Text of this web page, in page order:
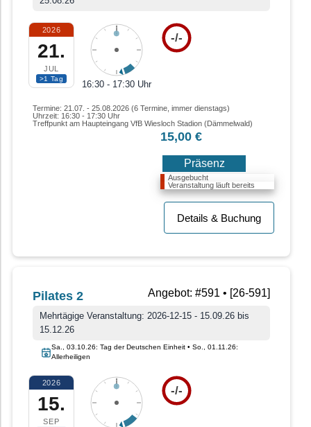
2026
21.
JUL
>1 Tag
16:30 - 17:30 Uhr
-/-
Termine: 21.07. - 25.08.2026 (6 Termine, immer dienstags)
Uhrzeit: 16:30 - 17:30 Uhr
Treffpunkt am Haupteingang VfB Wiesloch Stadion (Dämmelwald)
15,00 €
Präsenz
Ausgebucht
Veranstaltung läuft bereits
Details & Buchung
Angebot: #591 • [26-591]
Pilates 2
Mehrtägige Veranstaltung: 2026-12-15 - 15.09.26 bis
15.12.26
Sa., 03.10.26: Tag der Deutschen Einheit • So., 01.11.26:
Allerheiligen
2026
15.
SEP
-/-